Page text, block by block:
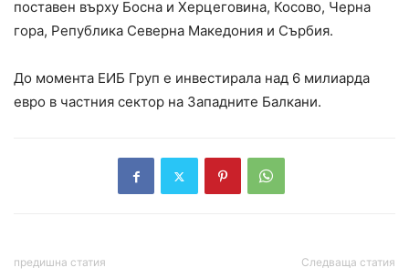
поставен върху Босна и Херцеговина, Косово, Черна
гора, Република Северна Македония и Сърбия.
До момента ЕИБ Груп е инвестирала над 6 милиарда
евро в частния сектор на Западните Балкани.
предишна статия Следваща статия